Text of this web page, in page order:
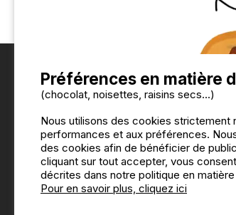
Préférences en matière
(chocolat, noisettes, raisins secs...)
Nous utilisons des cookies strictement
performances et aux préférences.
des cookies afin de bénéficier de
cliquant sur tout accepter, vous
décrites dans notre politique en
Pour en savoir plus, cliquez ici